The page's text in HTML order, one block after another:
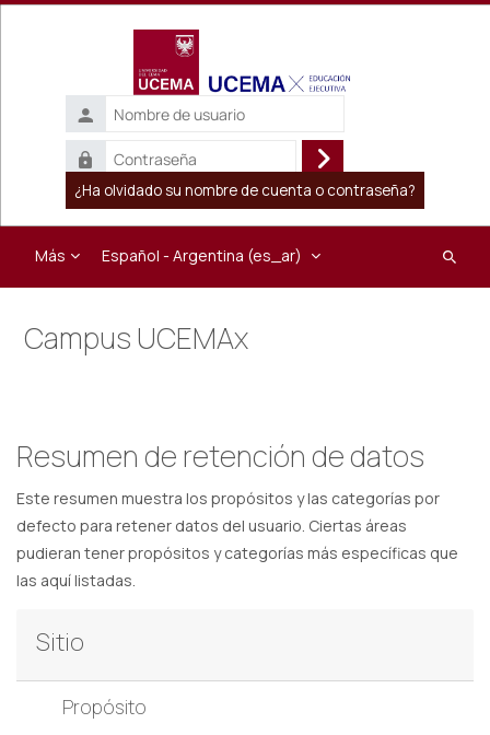
Salta al contenido principal
Nombre
de
usuario
Contraseña
Inicio
de
sesión
¿Ha olvidado su nombre de cuenta o contraseña?
Más Español - Argentina ‎(es_ar)‎
Buscar
Campus UCEMAx
Resumen de retención de datos
Este resumen muestra los propósitos y las categorías por
defecto para retener datos del usuario. Ciertas áreas
pudieran tener propósitos y categorías más específicas que
las aquí listadas.
Sitio
Propósito